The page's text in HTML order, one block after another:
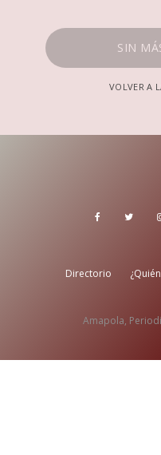
SIN
VOLVER A
Directorio
Amapola,